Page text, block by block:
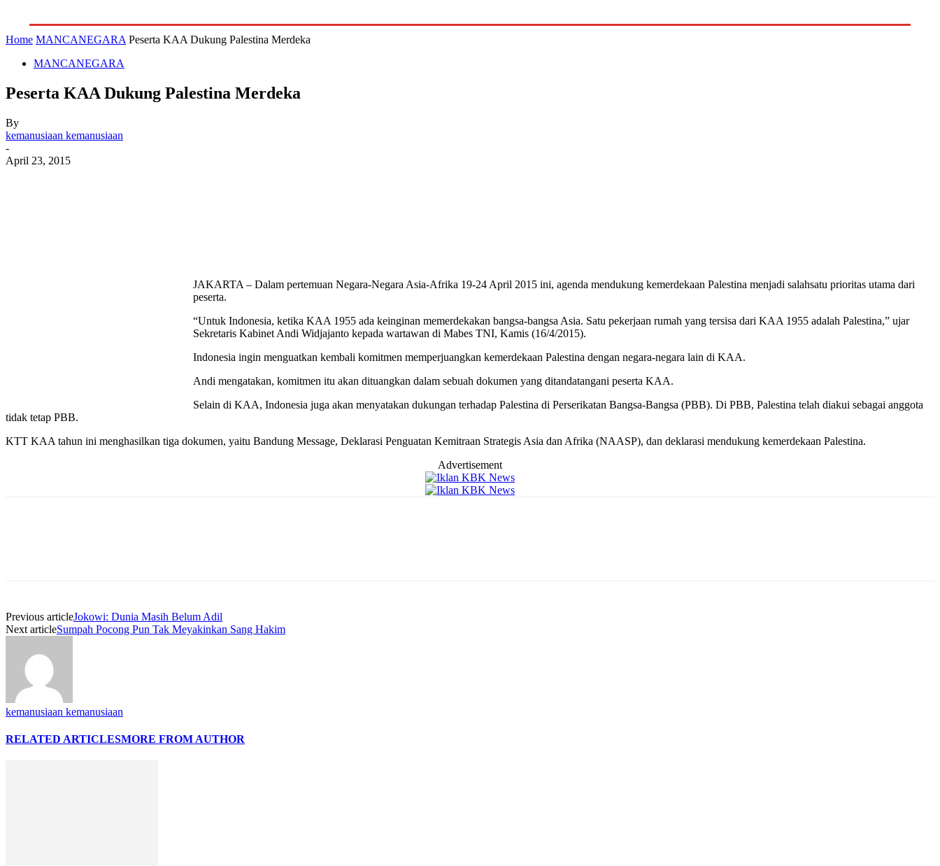
Home MANCANEGARA Peserta KAA Dukung Palestina Merdeka
MANCANEGARA
Peserta KAA Dukung Palestina Merdeka
By
kemanusiaan kemanusiaan
-
April 23, 2015
JAKARTA – Dalam pertemuan Negara-Negara Asia-Afrika 19-24 April 2015 ini, agenda mendukung kemerdekaan Palestina menjadi salahsatu prioritas utama dari
peserta.
“Untuk Indonesia, ketika KAA 1955 ada keinginan memerdekakan bangsa-bangsa Asia. Satu pekerjaan rumah yang tersisa dari KAA 1955 adalah Palestina,” ujar
Sekretaris Kabinet Andi Widjajanto kepada wartawan di Mabes TNI, Kamis (16/4/2015).
Indonesia ingin menguatkan kembali komitmen memperjuangkan kemerdekaan Palestina dengan negara-negara lain di KAA.
Andi mengatakan, komitmen itu akan dituangkan dalam sebuah dokumen yang ditandatangani peserta KAA.
Selain di KAA, Indonesia juga akan menyatakan dukungan terhadap Palestina di Perserikatan Bangsa-Bangsa (PBB). Di PBB, Palestina telah diakui sebagai anggota
tidak tetap PBB.
KTT KAA tahun ini menghasilkan tiga dokumen, yaitu Bandung Message, Deklarasi Penguatan Kemitraan Strategis Asia dan Afrika (NAASP), dan deklarasi mendukung kemerdekaan Palestina.
Advertisement
Previous articleJokowi: Dunia Masih Belum Adil
Next articleSumpah Pocong Pun Tak Meyakinkan Sang Hakim
kemanusiaan kemanusiaan
RELATED ARTICLESMORE FROM AUTHOR